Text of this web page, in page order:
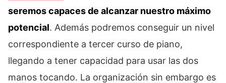
seremos capaces de alcanzar nuestro máximo
potencial. Además podremos conseguir un nivel
correspondiente a tercer curso de piano,
llegando a tener capacidad para usar las dos
manos tocando. La organización sin embargo es